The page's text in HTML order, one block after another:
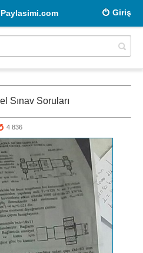
Giriş
Sınav Soruları
4 836